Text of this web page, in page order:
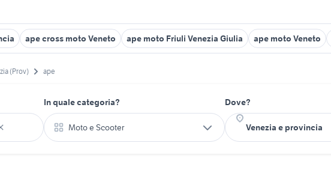
ape cross moto Veneto ape moto Friuli Venezia Giulia ape moto Veneto
(Prov) ape
In quale categoria?
Moto e Scooter
Dove?